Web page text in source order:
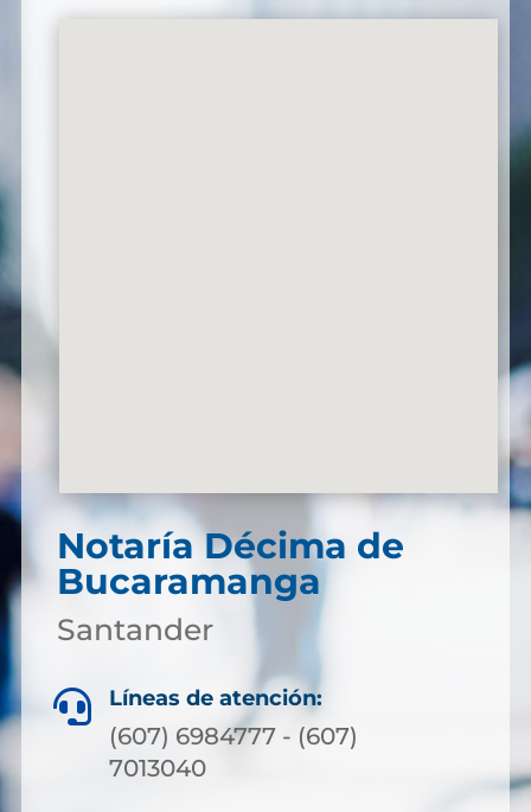
Notaría Décima de
Bucaramanga
Santander
 Líneas de atención:
(607) 6984777 - (607)
7013040